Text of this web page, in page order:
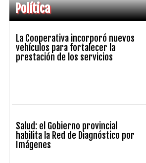
Política
La Cooperativa incorporó nuevos
vehículos para fortalecer la
prestación de los servicios
Salud: el Gobierno provincial
habilita la Red de Diagnóstico por
Imágenes